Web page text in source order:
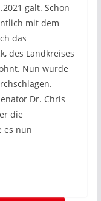
galt. Schon
mit dem
das
des Landkreises
Nun wurde
Dr. Chris
die
es nun